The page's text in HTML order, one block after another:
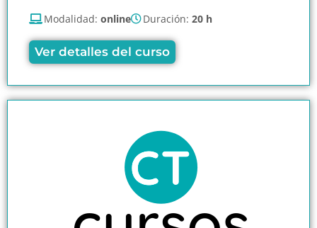
Modalidad: online Duración: 20 h
Ver detalles del curso